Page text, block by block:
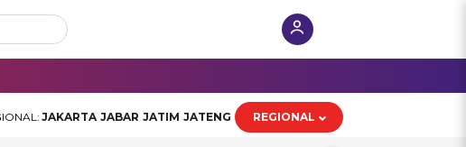
JAKARTA JABAR JATIM JATENG REGIONAL